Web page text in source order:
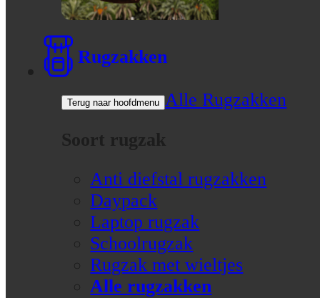
Rugzakken
Terug naar hoofdmenu Alle Rugzakken
Soort rugzak
Anti diefstal rugzakken
Daypack
Laptop rugzak
Schoolrugzak
Rugzak met wieltjes
Alle rugzakken